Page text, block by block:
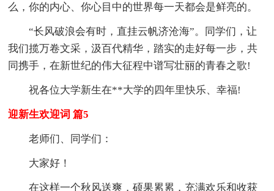
么，你的内心、你心目中的世界每一天都会是鲜亮的。
“长风破浪会有时，直挂云帆济沧海”。同学们，让
我们揽万卷文采，汲百代精华，踏实的走好每一步，共
同携手，在新世纪的伟大征程中谱写壮丽的青春之歌!
祝各位大学新生在**大学的四年里快乐、幸福!
迎新生欢迎词 篇5
老师们、同学们：
大家好！
在这样一个秋风送爽，硕果累累，充满欢乐和收获